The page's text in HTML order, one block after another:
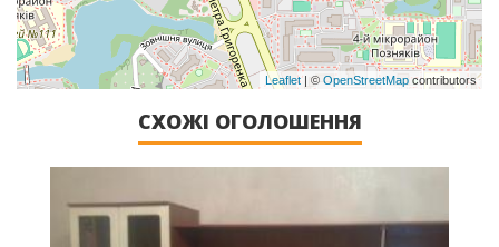
Leaflet| © OpenStreetMapcontributors
СХОЖІ ОГОЛОШЕННЯ